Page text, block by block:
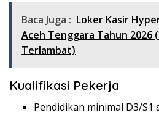
Baca Juga : Loker Kasir
Aceh Tenggara Tahun 2026
Terlambat)
Kualifikasi Pekerja
Pendidikan minimal D3/S1